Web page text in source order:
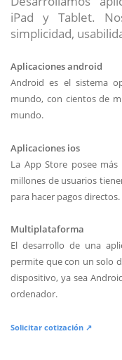
iPad y Tablet.
simplicidad,
Aplicaciones android
Android es el sistema
mundo, con cientos de
mundo.
Aplicaciones ios
La App Store posee
millones de usuarios
para hacer pagos directos.
Multiplataforma
El desarrollo de una
permite que con un solo
dispositivo, ya sea
ordenador.
Solicitar cotización ↗